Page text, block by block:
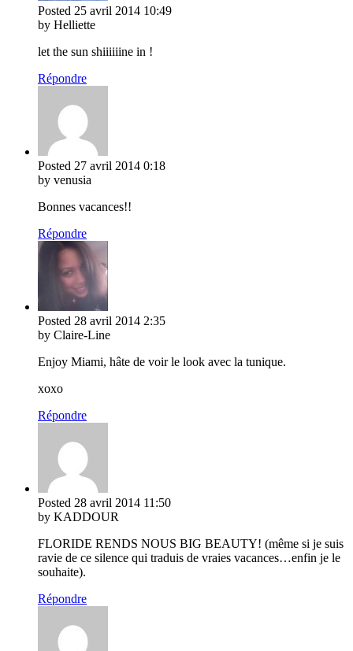
Posted 25 avril 2014 10:49
by Helliette
let the sun shiiiiiine in !
Répondre
Posted 27 avril 2014 0:18
by venusia
Bonnes vacances!!
Répondre
Posted 28 avril 2014 2:35
by Claire-Line
Enjoy Miami, hâte de voir le look avec la tunique.
xoxo
Répondre
Posted 28 avril 2014 11:50
by KADDOUR
FLORIDE RENDS NOUS BIG BEAUTY! (même si je suis
ravie de ce silence qui traduis de vraies vacances…enfin je le
souhaite).
Répondre